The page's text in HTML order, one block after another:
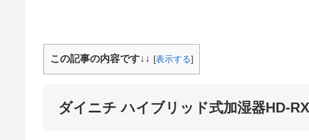
この記事の内容です↓↓ [表示する]
ダイニチ ハイブリッド式加湿器HD-